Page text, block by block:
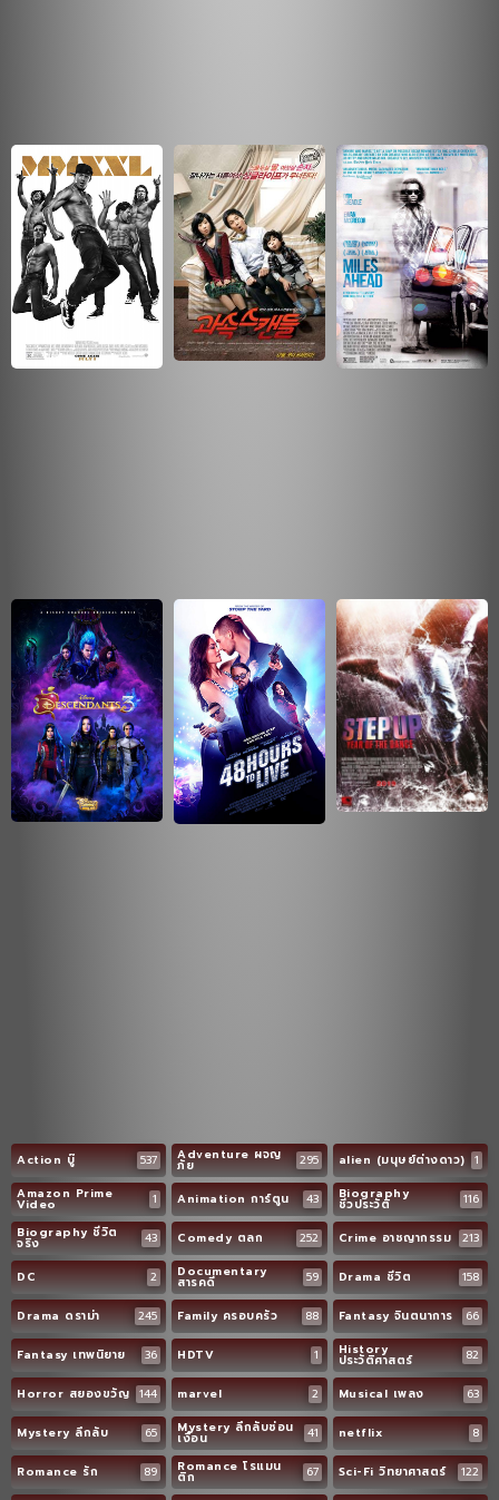
Action บู๊ 537 Adventure ผจญ
ภัย 295 alien (มนุษย์ต่างดาว) 1
Amazon Prime
Video 1 Animation การ์ตูน 43 Biography
ชีวประวัติ
116
Biography ชีวิต
จริง 43 Comedy ตลก 252 Crime อาชญากรรม 213
DC 2 Documentary
สารคดี 59 Drama ชีวิต 158
Drama ดราม่า 245 Family ครอบครัว 88 Fantasy จินตนาการ 66
Fantasy เทพนิยาย 36 HDTV 1 History
ประวัติศาสตร์ 82
Horror สยองขวัญ 144 marvel 2 Musical เพลง 63
Mystery ลึกลับ 65 Mystery ลึกลับซ่อน
เงื่อน 41 netflix 8
Romance รัก 89 Romance โรแมน
ติก 67 Sci-Fi วิทยาศาสตร์ 122